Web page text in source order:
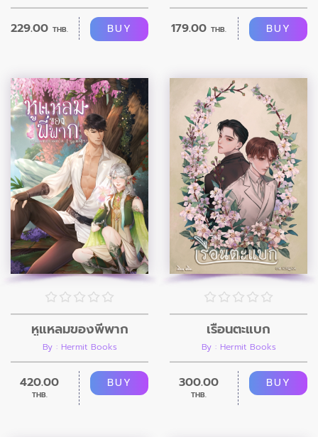
229.00 THB. BUY 179.00 THB. BUY
หูแหลมของพี่พาก
By : Hermit Books
420.00
THB.
BUY
เรือนตะแบก
By : Hermit Books
300.00
THB.
BUY